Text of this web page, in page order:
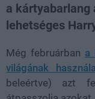
a
lehetséges
Még februárban a
világának
beleértve) azt